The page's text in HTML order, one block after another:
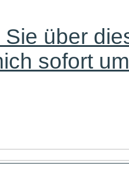
Sie über
sofort